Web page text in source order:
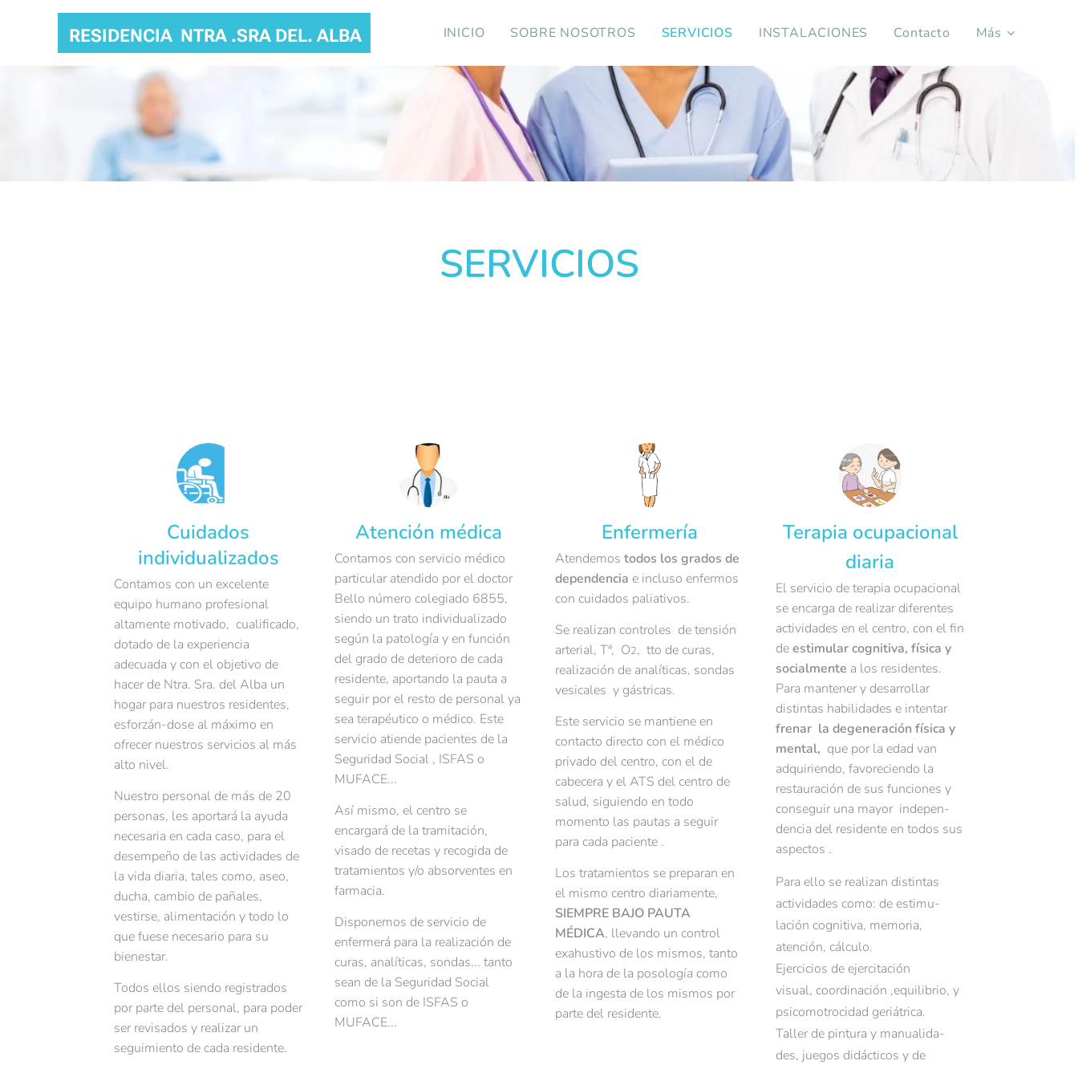
RESIDENCIA NTRA .SRA DEL. ALBA INICIO SOBRE NOSOTROS SERVICIOS INSTALACIONES Contacto Más
SERVICIOS
Cuidados
individualizados
Contamos con un excelente
equipo humano profesional
altamente motivado, cualificado,
dotado de la experiencia
adecuada y con el objetivo de
hacer de Ntra. Sra. del Alba un
hogar para nuestros residentes,
esforzán-dose al máximo en
ofrecer nuestros servicios al más
alto nivel.
Nuestro personal de más de 20
personas, les aportará la ayuda
necesaria en cada caso, para el
desempeño de las actividades de
la vida diaria, tales como, aseo,
ducha, cambio de pañales,
vestirse, alimentación y todo lo
que fuese necesario para su
bienestar.
Todos ellos siendo registrados
por parte del personal, para poder
ser revisados y realizar un
seguimiento de cada residente.
Atención médica
Contamos con servicio médico
particular atendido por el doctor
Bello número colegiado 6855,
siendo un trato individualizado
según la patología y en función
del grado de deterioro de cada
residente, aportando la pauta a
seguir por el resto de personal ya
sea terapéutico o médico. Este
servicio atiende pacientes de la
Seguridad Social , ISFAS o
MUFACE...
Así mismo, el centro se
encargará de la tramitación,
visado de recetas y recogida de
tratamientos y/o absorventes en
farmacia.
Disponemos de servicio de
enfermerá para la realización de
curas, analíticas, sondas... tanto
sean de la Seguridad Social
como si son de ISFAS o
MUFACE...
Enfermería
Atendemos todos los grados de
dependencia e incluso enfermos
con cuidados paliativos.
Se realizan controles de tensión
arterial, Tª, O2, tto de curas,
realización de analíticas, sondas
vesicales y gástricas.
Este servicio se mantiene en
contacto directo con el médico
privado del centro, con el de
cabecera y el ATS del centro de
salud, siguiendo en todo
momento las pautas a seguir
para cada paciente .
Los tratamientos se preparan en
el mismo centro diariamente,
SIEMPRE BAJO PAUTA
MÉDICA, llevando un control
exahustivo de los mismos, tanto
a la hora de la posología como
de la ingesta de los mismos por
parte del residente.
Terapia ocupacional
diaria
El servicio de terapia ocupacional
se encarga de realizar diferentes
actividades en el centro, con el fin
deestimular cognitiva, física y
socialmente a los residentes.
Para mantener y desarrollar
distintas habilidades e intentar
frenar la degeneración física y
mental, que por la edad van
adquiriendo, favoreciendo la
restauración de sus funciones y
conseguir una mayor indepen-
dencia del residente en todos sus
aspectos .
Para ello se realizan distintas
actividades como: de estimu-
lación cognitiva, memoria,
atención, cálculo.
Ejercicios de ejercitación
visual, coordinación ,equilibrio, y
psicomotrocidad geriátrica.
Taller de pintura y manualida-
des, juegos didácticos y de